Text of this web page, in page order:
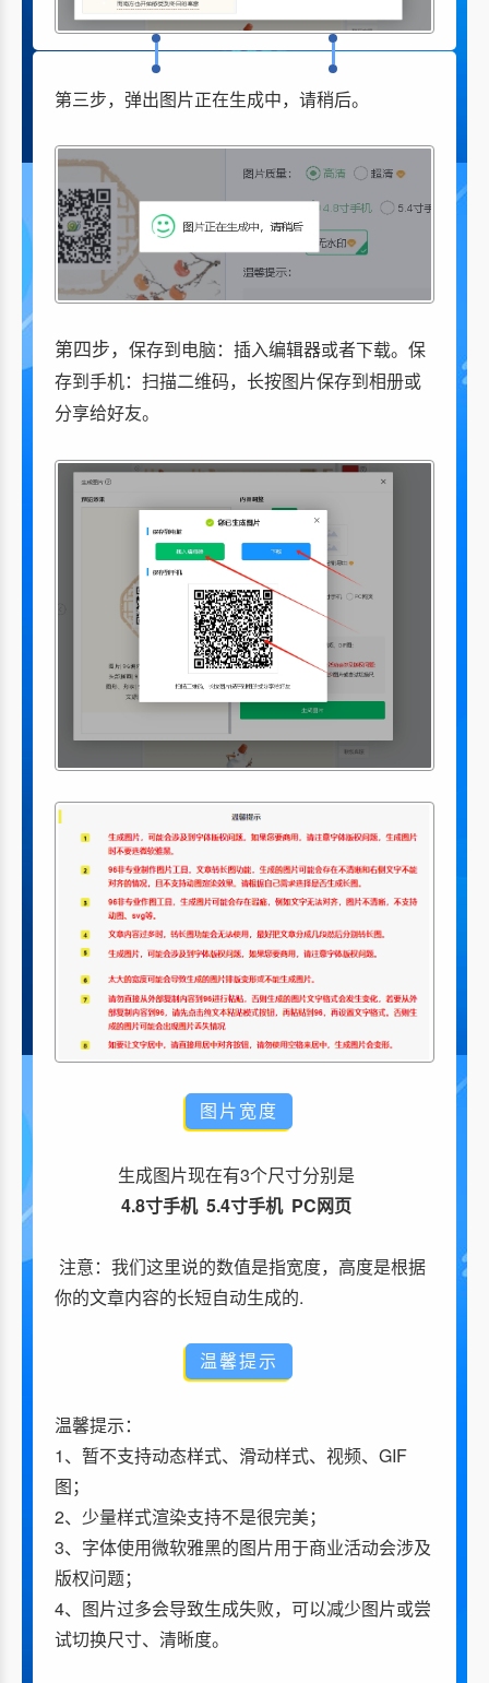
第三步，弹出图片正在生成中，请稍后。
第四步， 保存到电脑：插入编辑器或者下载。保
存到手机：扫描二维码，长按图片保存到相册或
分享给好友。
图片宽度
生成图片现在有3个尺寸分别是
4.8寸手机 5.4寸手机 PC网页
注意：我们这里说的数值是指宽度，高度是根据
你的文章内容的长短自动生成的.
温馨提示
温馨提示：
1、暂不支持动态样式、滑动样式、视频、GIF
图；
2、少量样式渲染支持不是很完美；
3、字体使用微软雅黑的图片用于商业活动会涉及
版权问题；
4、图片过多会导致生成失败，可以减少图片或尝
试切换尺寸、清晰度。